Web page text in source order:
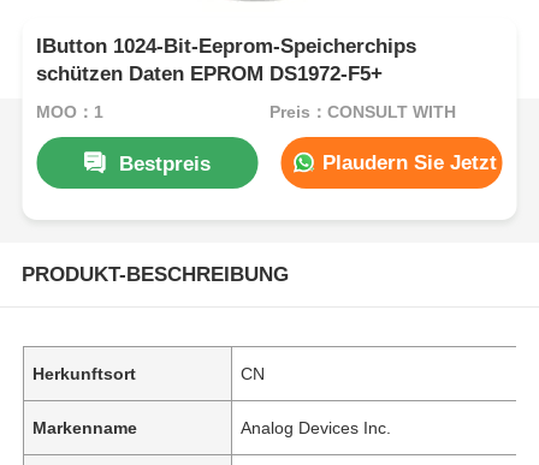
IButton 1024-Bit-Eeprom-Speicherchips
schützen Daten EPROM DS1972-F5+
MOQ：1 Preis：CONSULT WITH
Bestpreis Plaudern Sie Jetzt
PRODUKT-BESCHREIBUNG
Herkunftsort CN
Markenname Analog Devices Inc.